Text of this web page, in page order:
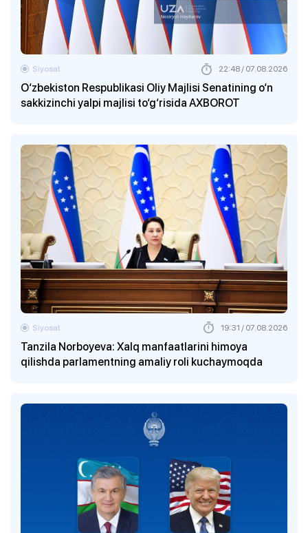
O‘zbekiston Respublikasi Oliy Majlisi Senatining o‘n
sakkizinchi yalpi majlisi to‘g‘risida AXBOROT
Siyosat 22:48 / 07.08.2026
Tanzila Norboyeva: Xalq manfaatlarini himoya
qilishda parlamentning amaliy roli kuchaymoqda
Siyosat 19:31 / 07.08.2026